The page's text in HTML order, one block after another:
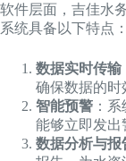
软件层面，吉佳水
系统具备以下特点：
数据实时传输
确保数据的时
智能预警 ：
能够立即发出
数据分析与报